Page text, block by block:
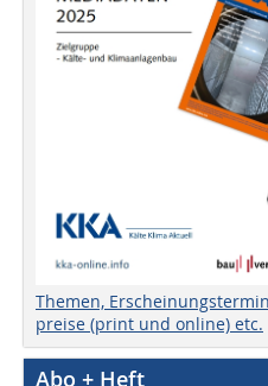
Themen,
preise (print und online) etc.
Abo + Heft